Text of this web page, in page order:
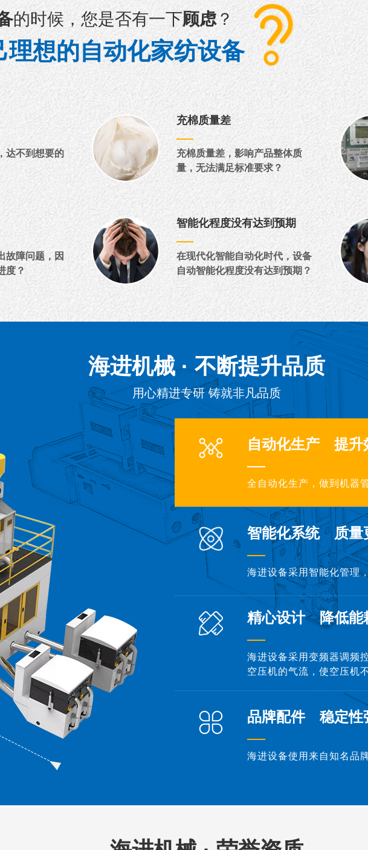
的时候，您是否有一下顾虑？
理想的自动化家纺设备
达不到想要的
充棉质量差
充棉质量差，影响产品整体质
量，无法满足标准要求？
故障问题，因
度？
智能化程度没有达到预期
在现代化智能自动化时代，设备
自动智能化程度没有达到预期？
海进机械 · 不断提升品质
用心精进专研 铸就非凡品质
自动化生产 提升
全自动化生产，做到机器
智能化系统 质量
海进设备采用智能化管理
精心设计 降低能
海进设备采用变频器调频
空压机的气流，使空压机
品牌配件 稳定性
海进设备使用来自知名品